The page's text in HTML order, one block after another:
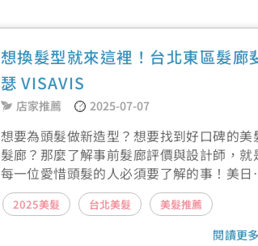
想換髮型就來這裡！台北東區髮廊
瑟 VISAVIS
店家推薦 2025-07-07
想要為頭髮做新造型？想要找到好口碑的美
髮廊？那麼了解事前髮廊評價與設計師，就
每一位愛惜頭髮的人必須要了解的事！美日
達嚴選好口碑的台北髮廊——斐瑟VISAVIS幫你
了解髮廊環境空間、設計師收費方式以及美髮
2025美髮 台北美髮 美髮推薦
閱讀更